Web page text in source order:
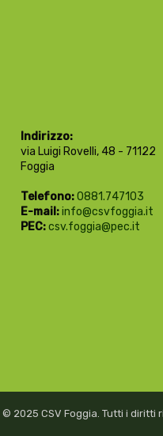
Indirizzo:
via Luigi Rovelli, 48 - 71122
Foggia
Telefono:0881.747103
E-mail:info@csvfoggia.it
PEC:csv.foggia@pec.it
© 2025 CSV Foggia. Tutti i diritti